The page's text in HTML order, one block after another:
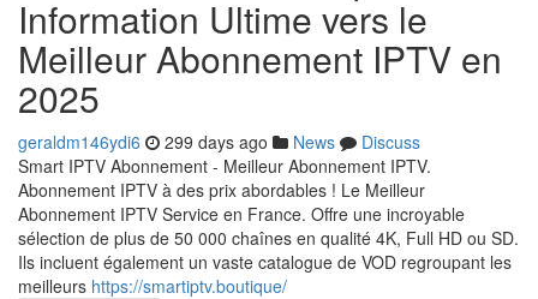
Information Ultime vers le
Meilleur Abonnement IPTV en
2025
geraldm146ydi6 299 days ago News
Discuss
Smart IPTV Abonnement - Meilleur Abonnement IPTV.
Abonnement IPTV à des prix abordables ! Le Meilleur
Abonnement IPTV Service en France. Offre une incroyable
sélection de plus de 50 000 chaînes en qualité 4K, Full HD ou SD.
Ils incluent également un vaste catalogue de VOD regroupant les
meilleurs https://smartiptv.boutique/